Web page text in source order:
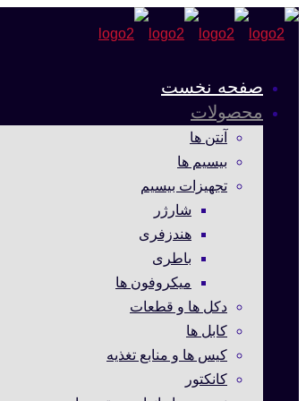
صفحه نخست
محصولات
آنتن ها
بیسیم ها
تجهیزات بیسیم
شارژر
هندزفری
باطری
میکروفون ها
دکل ها و قطعات
کابل ها
کیس ها و منابع تغذیه
کانکتور